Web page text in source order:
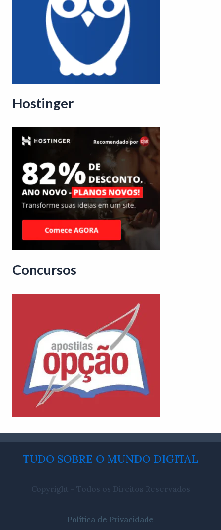
Hostinger
Concursos
TUDO SOBRE O MUNDO DIGITAL
Copyright - Todos os Direitos Reservados
Política de Privacidade